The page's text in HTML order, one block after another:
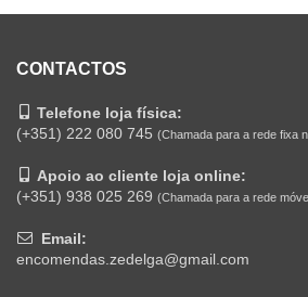
CONTACTOS
Telefone loja física:
(+351) 222 080 745 (Chamada para a rede fixa
Apoio ao cliente loja online:
(+351) 938 025 269 (Chamada para a rede
Email:
encomendas.zedelga@gmail.com